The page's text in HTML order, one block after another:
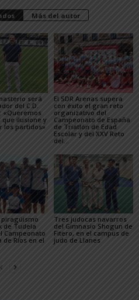
Más del autor
será
del C.D.
«Queremos
que ilusione y
los partidos»
El SDR Arenas supera
con éxito el gran reto
organizativo del
Campeonato de España
de Triatlón de Edad
Escolar y del XXV Reto
del...
piragüismo
de Tudela
Campeonato
de Ríos en el
Tres judocas navarros
del Gimnasio Shogun de
Fitero, en el campus de
judo de Llanes